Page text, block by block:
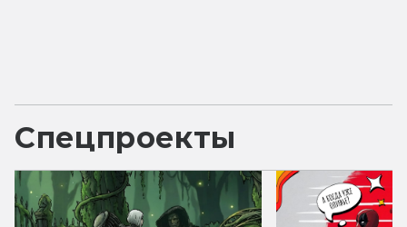
Спецпроекты